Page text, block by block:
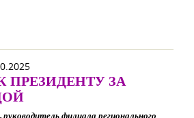
ПРЕЗИДЕНТУ ЗА
филиала регионального